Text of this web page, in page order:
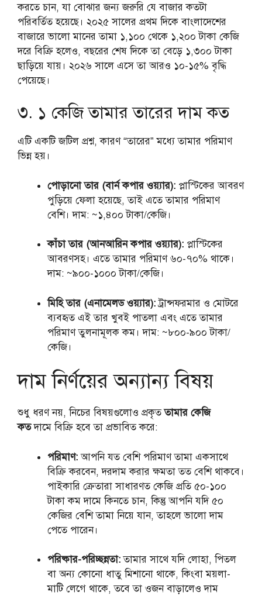
করতে চান, যা বোঝার জন্য জরুরি যে বাজার কতটা
পরিবর্তিত হয়েছে। ২০২৫ সালের প্রথম দিকে বাংলাদেশের
বাজারে ভালো মানের তামা ১,১০০ থেকে ১,২০০ টাকা কেজি
দরে বিক্রি হলেও, বছরের শেষ দিকে তা বেড়ে ১,৩০০ টাকা
ছাড়িয়ে যায়। ২০২৬ সালে এসে তা আরও ১০-১৫% বৃদ্ধি
পেয়েছে।
৩. ১ কেজি তামার তারের দাম কত
এটি একটি জটিল প্রশ্ন, কারণ “তারের” মধ্যে তামার পরিমাণ
ভিন্ন হয়।
পোড়ানো তার (বার্ন কপার ওয়্যার): প্লাস্টিকের আবরণ
পুড়িয়ে ফেলা হয়েছে, তাই এতে তামার পরিমাণ
বেশি। দাম: ~১,৪০০ টাকা/কেজি।
কাঁচা তার (আনআরিন কপার ওয়্যার): প্লাস্টিকের
আবরণসহ। এতে তামার পরিমাণ ৬০-৭০% থাকে।
দাম: ~৯০০-১০০০ টাকা/কেজি।
মিহি তার (এনামেলড ওয়্যার):ট্রান্সফরমার ও মোটরে
ব্যবহৃত এই তার খুবই পাতলা এবং এতে তামার
পরিমাণ তুলনামূলক কম। দাম: ~৮০০-৯০০ টাকা/
কেজি।
দাম নির্ণয়ের অন্যান্য বিষয়
শুধু ধরণ নয়, নিচের বিষয়গুলোও প্রকৃততামার কেজি
কতদামে বিক্রি হবে তা প্রভাবিত করে:
পরিমাণ:আপনি যত বেশি পরিমাণ তামা একসাথে
বিক্রি করবেন, দরদাম করার ক্ষমতা তত বেশি থাকবে।
পাইকারি ক্রেতারা সাধারণত কেজি প্রতি ৫০-১০০
টাকা কম দামে কিনতে চান, কিন্তু আপনি যদি ৫০
কেজির বেশি তামা নিয়ে যান, তাহলে ভালো দাম
পেতে পারেন।
পরিষ্কার-পরিচ্ছন্নতা:তামার সাথে যদি লোহা, পিতল
বা অন্য কোনো ধাতু মিশানো থাকে, কিংবা ময়লা-
মাটি লেগে থাকে, তবে তা ওজন বাড়ালেও দাম